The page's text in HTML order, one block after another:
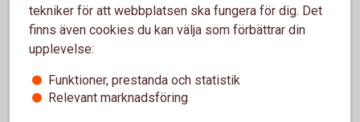
Ni som NFC- är dock rapporteringsskyldiga för era ETD
transaktioner. Swedbank och sparbankerna erbjuder hjälp
med denna rapportering, så kallad delegerad rapportering,
för ETD-transaktioner som görs med eller via Swedbank.
För att erhålla tjänsten krävs:
tekniker för att webbplatsen ska fungera för dig. Det
finns även cookies du kan välja som förbättrar din
upplevelse:
Funktioner, prestanda och statistik
Relevant marknadsföring